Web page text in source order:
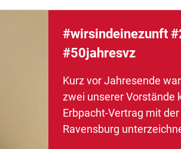
#wirsindeinezunft
#50jahresvz
Kurz vor Jahresende
zwei unserer Vorstände
Erbpacht-Vertrag mit
Ravensburg